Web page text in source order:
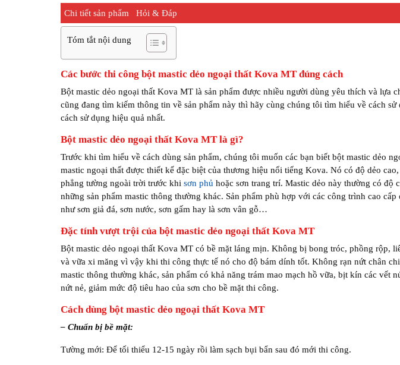
Chi tiết sản phẩm Hỏi & Đáp
Tóm tắt nội dung
Các bước thi công bột mastic dẻo ngoại thất Kova MT đúng cách
Bột mastic dẻo ngoại thất Kova MT là sản phẩm được nhiều người dùng yêu thích và lựa
cũng đang tìm kiếm thông tin về sản phẩm này thì hãy cùng chúng tôi tìm hiểu về cách sử
cách sử dụng hiệu quả nhất.
Bột mastic dẻo ngoại thất Kova MT là gì?
Trước khi tìm hiểu về cách dùng sản phẩm, chúng tôi muốn các bạn biết bột mastic dẻo
mastic ngoại thất được thiết kế đặc biệt của thương hiệu nổi tiếng Kova. Nó có độ dẻo
phẳng tường ngoài trời trước khi sơn phủ hoặc sơn trang trí. Mastic dẻo này thường có độ
những sản phẩm mastic thông thường khác. Sản phẩm phù hợp với các công trình cao
như sơn giả đá, sơn nước, sơn gấm hay là sơn vân gỗ…
Đặc tính vượt trội của bột mastic dẻo ngoại thất Kova MT
Bột mastic dẻo ngoại thất Kova MT có bề mặt láng mịn. Không bị bong tróc, phồng rộp,
và vữa xi măng vì vậy khi thi công thực tế nó cho độ bám dính tốt. Không rạn nứt chân
mastic thông thường khác, sản phẩm có khả năng trám mao mạch hồ vữa, bịt kín các vết
nứt nẻ, giảm mức độ tiêu hao của sơn cho bề mặt thi công.
Cách dùng bột mastic dẻo ngoại thất Kova MT
– Chuẩn bị bề mặt:
Tường mới: Để tối thiểu 12-15 ngày rồi làm sạch bụi bẩn sau đó mới thi công.